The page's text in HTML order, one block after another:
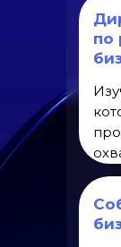
по